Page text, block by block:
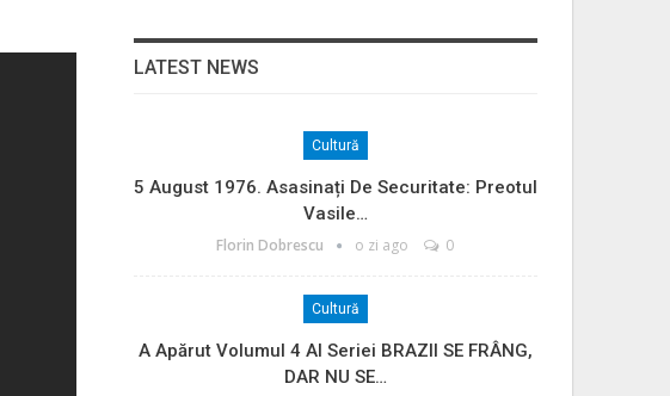
LATEST NEWS
Cultură
5 August 1976. Asasinați De Securitate: Preotul
Vasile…
Florin Dobrescu o zi ago 0
Cultură
A Apărut Volumul 4 Al Seriei BRAZII SE FRÂNG,
DAR NU SE…